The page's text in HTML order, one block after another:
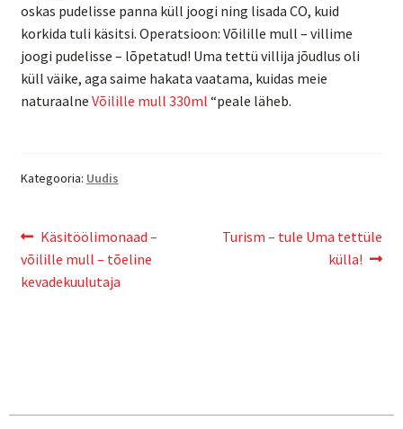
oskas pudelisse panna küll joogi ning lisada CO, kuid
korkida tuli käsitsi. Operatsioon: Võilille mull – villime
joogi pudelisse – lõpetatud! Uma tettü villija jõudlus oli
küll väike, aga saime hakata vaatama, kuidas meie
naturaalne Võilille mull 330ml “peale läheb.
Kategooria: Uudis
Käsitöölimonaad –
võilille mull – tõeline
kevadekuulutaja
Turism – tule Uma tettüle
külla!